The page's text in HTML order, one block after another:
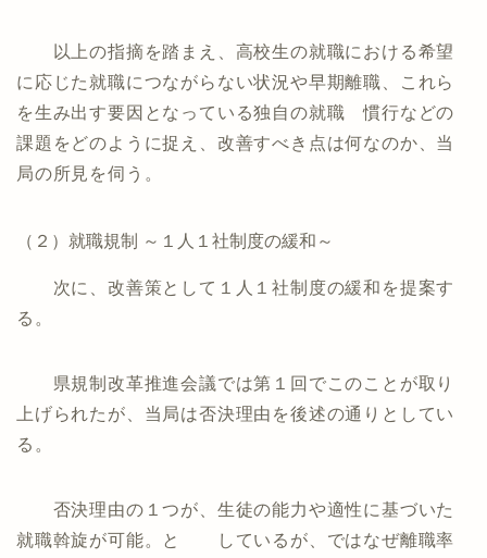
以上の指摘を踏まえ、高校生の就職における希望
に応じた就職につながらない状況や早期離職、これら
を生み出す要因となっている独自の就職 慣行などの
課題をどのように捉え、改善すべき点は何なのか、当
局の所見を伺う。
（２）就職規制 ～１人１社制度の緩和～
次に、改善策として１人１社制度の緩和を提案す
る。
県規制改革推進会議では第１回でこのことが取り
上げられたが、当局は否決理由を後述の通りとしてい
る。
否決理由の１つが、生徒の能力や適性に基づいた
就職斡旋が可能。と しているが、ではなぜ離職率